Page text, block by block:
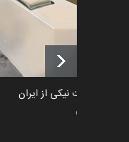
طراوت نیکی از ایران
سیاسی